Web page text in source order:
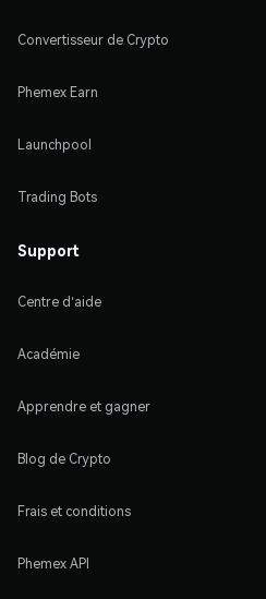
Convertisseur de Crypto
Phemex Earn
Launchpool
Trading Bots
Support
Centre d'aide
Académie
Apprendre et gagner
Blog de Crypto
Frais et conditions
Phemex API